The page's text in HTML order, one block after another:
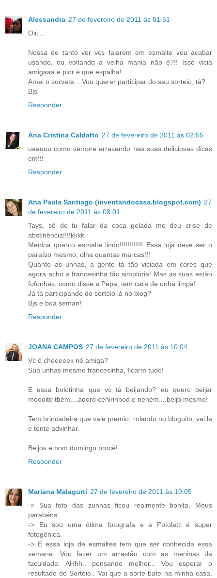
Alessandra 27 de fevereiro de 2011 às 01:51
Oiii...
Nossa de tanto ver vcs falarem em esmalte vou acabar
usando, ou voltando a velha mania não é?!! Isso vicia
amigaaa e pior é que espalha!
Amei o sorvete... Vou querer participar do seu sorteio, tá?
Bjs
Responder
Ana Cristina Caldatto 27 de fevereiro de 2011 às 02:55
uaauuu como sempre arrasando nas suas deliciosas dicas
em!!!
Responder
Ana Paula Santiago (inventandocasa.blogspot.com) 27
de fevereiro de 2011 às 08:01
Tays, só de tu falar da coca gelada me deu crise de
abstinência!!!!kkkk
Menina quanto esmalte lindo!!!!!!!!!!!! Essa loja deve ser o
paraíso mesmo, olha quantas marcas!!!
Quanto as unhas, a gente tá tão viciada em cores que
agora acho a francesinha tão simplória! Mas as suas estão
fofonhas, como disse a Pepa, tem cara de unha limpa!
Já tá participando do sorteio lá no blog?
Bjs e boa seman!
Responder
JOANA CAMPOS 27 de fevereiro de 2011 às 10:04
Vc é cheeeeek né amiga?
Sua unhas mesmo francesinha, ficarm tudo!
E essa bolotinha que vc tá beijando? eu quero beijar
moooito tbém....adoro cehirinhod e neném....beijo mesmo!
Tem brincadeira que vale premio, rolando no bloguito, vai la
e tente advinhar.
Beijos e bom domingo procê!
Responder
Mariana Malagurti 27 de fevereiro de 2011 às 10:05
-> Sua foto das zunhas ficou realmente bonita. Meus
parabéns.
-> Eu sou uma ótima fotografa e a Fotoletti é super
fotogênica.
-> E essa loja de esmaltes tem que ser conhecida essa
semana. Vou fazer um arrastão com as meninas da
faculdade. AHhh.. pensando melhor... Vou esperar o
resultado do Sorteio.. Vai que a sorte bate na minha casa.